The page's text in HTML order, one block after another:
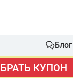
Блог
КУПОН